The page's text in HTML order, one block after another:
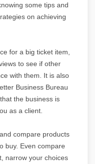
some tips and
on achieving
for a big ticket item,
to see if other
with them. It is also
Business Bureau
the business is
as a client.
compare products
buy. Even compare
narrow your choices